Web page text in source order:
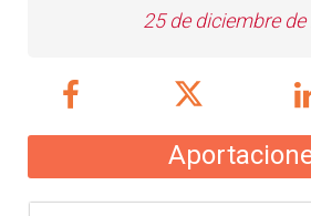
25 de diciembre de